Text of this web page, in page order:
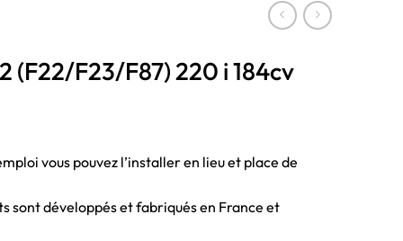
(F22/F23/F87) 220 i 184cv
vous pouvez l’installer en lieu et place de
sont développés et fabriqués en France et